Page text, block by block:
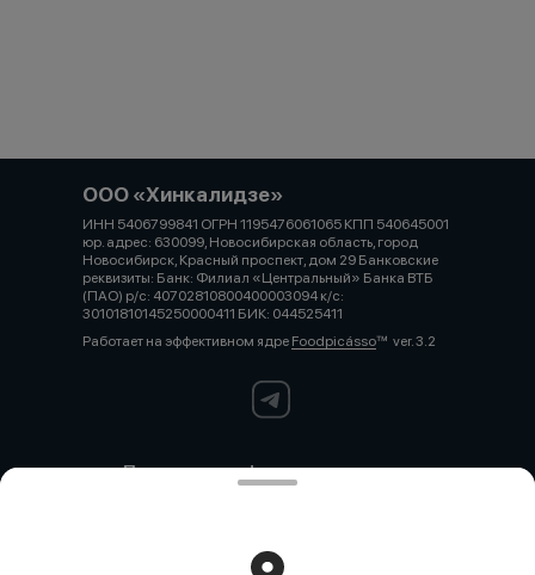
ООО «Хинкалидзе»
ИНН 5406799841 ОГРН 1195476061065 КПП 540645001
юр. адрес: 630099, Новосибирская область, город
Новосибирск, Красный проспект, дом 29 Банковские
реквизиты: Банк: Филиал «Центральный» Банка ВТБ
(ПАО) р/с: 40702810800400003094 к/с:
30101810145250000411 БИК: 044525411
Работает на эффективном ядре Foodpicássover. 3.2
Политика конфиденциальности
Новокузнецк